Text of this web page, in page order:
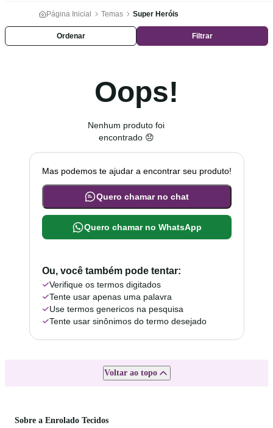
Página Inicial Temas Super Heróis
Ordenar Filtrar
Oops!
Nenhum produto foi
encontrado 😞
Mas podemos te ajudar a encontrar seu produto!
Quero chamar no chat
Quero chamar no WhatsApp
Ou, você também pode tentar:
Verifique os termos digitados
Tente usar apenas uma palavra
Use termos genericos na pesquisa
Tente usar sinônimos do termo desejado
Voltar ao topo
Sobre a Enrolado Tecidos